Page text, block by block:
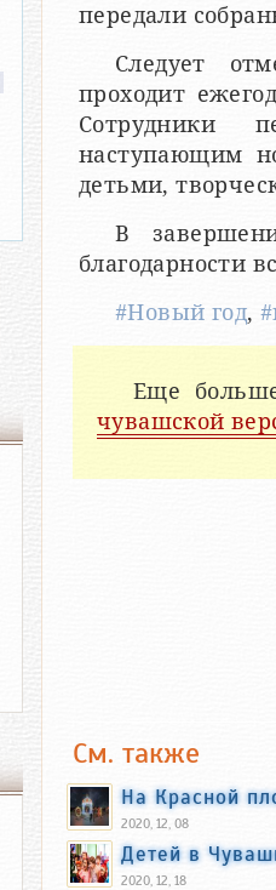
передали
Следует
проходит
Сотрудники
наступающим
детьми,
В
благодарности
#Новый год,
Еще
чувашской
См. также
На Красной
2020, 12, 08
Детей в
2020, 12, 18